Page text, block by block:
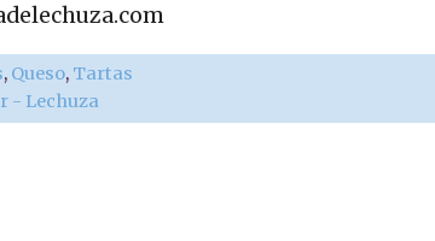
, Queso, Tartas
- Lechuza